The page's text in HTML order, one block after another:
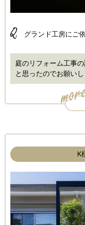
Q. グランド工房にご
庭のリフォーム工事
と思ったのでお願い
K